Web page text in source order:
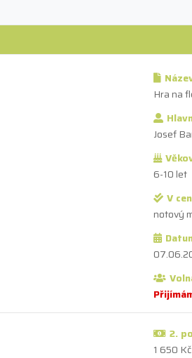
Hra na
Josef
6-10 let
V
notový
2.
1 650 Kč